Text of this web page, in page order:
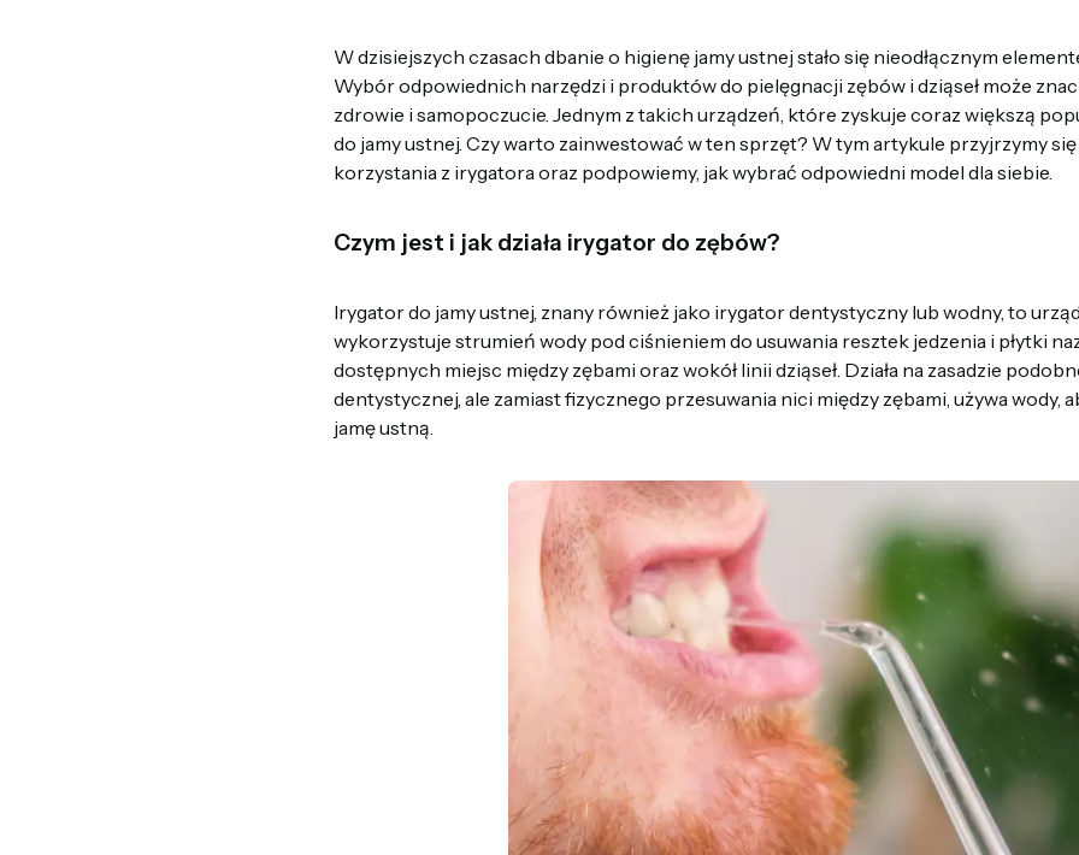
W dzisiejszych czasach dbanie o higienę jamy ustnej stało się nieodłącznym
Wybór odpowiednich narzędzi i produktów do pielęgnacji zębów i dziąseł może
zdrowie i samopoczucie. Jednym z takich urządzeń, które zyskuje coraz większą
do jamy ustnej. Czy warto zainwestować w ten sprzęt? W tym artykule przyjrzymy
korzystania z irygatora oraz podpowiemy, jak wybrać odpowiedni model dla siebie.
Czym jest i jak działa irygator do zębów?
Irygator do jamy ustnej, znany również jako irygator dentystyczny lub wodny, to
wykorzystuje strumień wody pod ciśnieniem do usuwania resztek jedzenia i płytki
dostępnych miejsc między zębami oraz wokół linii dziąseł. Działa na zasadzie
dentystycznej, ale zamiast fizycznego przesuwania nici między zębami, używa wody,
jamę ustną.